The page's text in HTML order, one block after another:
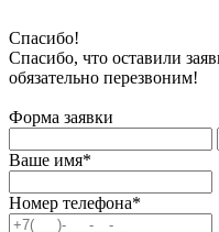
Спасибо!
Спасибо, что оставили
обязательно перезвоним!
Форма заявки
Ваше имя*
Номер телефона*